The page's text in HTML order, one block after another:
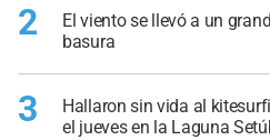
2
El viento se llevó a un
basura
3
Hallaron sin vida al
el jueves en la Laguna